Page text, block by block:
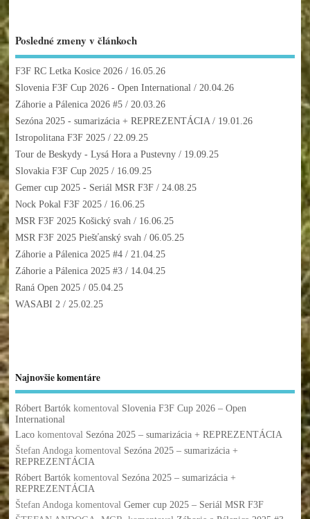
Posledné zmeny v článkoch
F3F RC Letka Kosice 2026/ 16.05.26
Slovenia F3F Cup 2026 - Open International/ 20.04.26
Záhorie a Pálenica 2026 #5/ 20.03.26
Sezóna 2025 - sumarizácia + REPREZENTÁCIA/ 19.01.26
Istropolitana F3F 2025/ 22.09.25
Tour de Beskydy - Lysá Hora a Pustevny/ 19.09.25
Slovakia F3F Cup 2025/ 16.09.25
Gemer cup 2025 - Seriál MSR F3F/ 24.08.25
Nock Pokal F3F 2025/ 16.06.25
MSR F3F 2025 Košický svah/ 16.06.25
MSR F3F 2025 Piešťanský svah/ 06.05.25
Záhorie a Pálenica 2025 #4/ 21.04.25
Záhorie a Pálenica 2025 #3/ 14.04.25
Raná Open 2025/ 05.04.25
WASABI 2/ 25.02.25
Najnovšie komentáre
Róbert Bartókkomentoval Slovenia F3F Cup 2026 – Open
International
Lacokomentoval Sezóna 2025 – sumarizácia + REPREZENTÁCIA
Štefan Andogakomentoval Sezóna 2025 – sumarizácia +
REPREZENTÁCIA
Róbert Bartókkomentoval Sezóna 2025 – sumarizácia +
REPREZENTÁCIA
Štefan Andogakomentoval Gemer cup 2025 – Seriál MSR F3F